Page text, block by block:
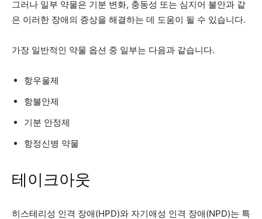
그러나 일부 약물은 기분 변화, 충동성 또는 심지어 불안과 같
은 이러한 장애의 증상을 해결하는 데 도움이 될 수 있습니다.
가장 일반적인 약물 옵션 중 일부는 다음과 같습니다.
항우울제
항불안제
기분 안정제
항정신병 약물
테이크아웃
히스테리성 인격 장애(HPD)와 자기애성 인격 장애(NPD)는 특